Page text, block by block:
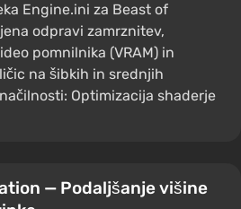
Engine.ini za Beast of
odpravi zamrznitev,
pomnilnika (VRAM) in
na šibkih in srednjih
Optimizacija shaderje
— Podaljšanje višine